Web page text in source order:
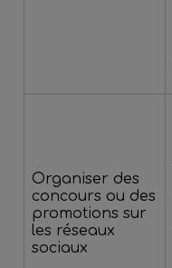
Organiser des
concours ou des
promotions sur
les réseaux
sociaux